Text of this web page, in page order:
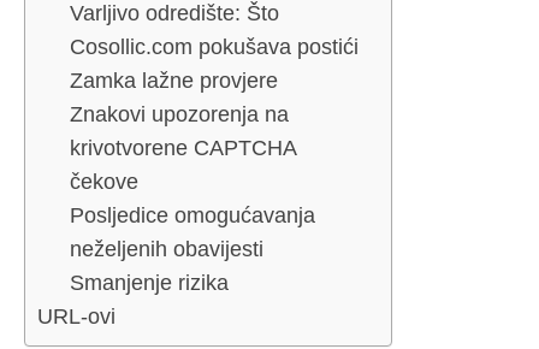
Varljivo odredište: Što
Cosollic.com pokušava postići
Zamka lažne provjere
Znakovi upozorenja na
krivotvorene CAPTCHA
čekove
Posljedice omogućavanja
neželjenih obavijesti
Smanjenje rizika
URL-ovi